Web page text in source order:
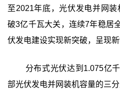
至2021年底，光伏发电并网
破3亿千瓦大关，连续7年稳居
伏发电建设实现新突破，呈现新
分布式光伏达到1.075亿
部光伏发电并网装机容量的三分